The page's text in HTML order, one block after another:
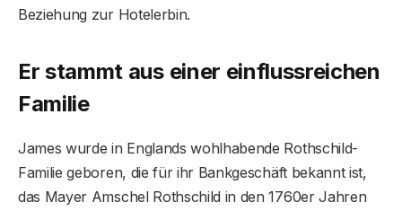
Beziehung zur Hotelerbin.
Er stammt aus einer einflussreichen
Familie
James wurde in Englands wohlhabende Rothschild-
Familie geboren, die für ihr Bankgeschäft bekannt ist,
das Mayer Amschel Rothschild in den 1760er Jahren